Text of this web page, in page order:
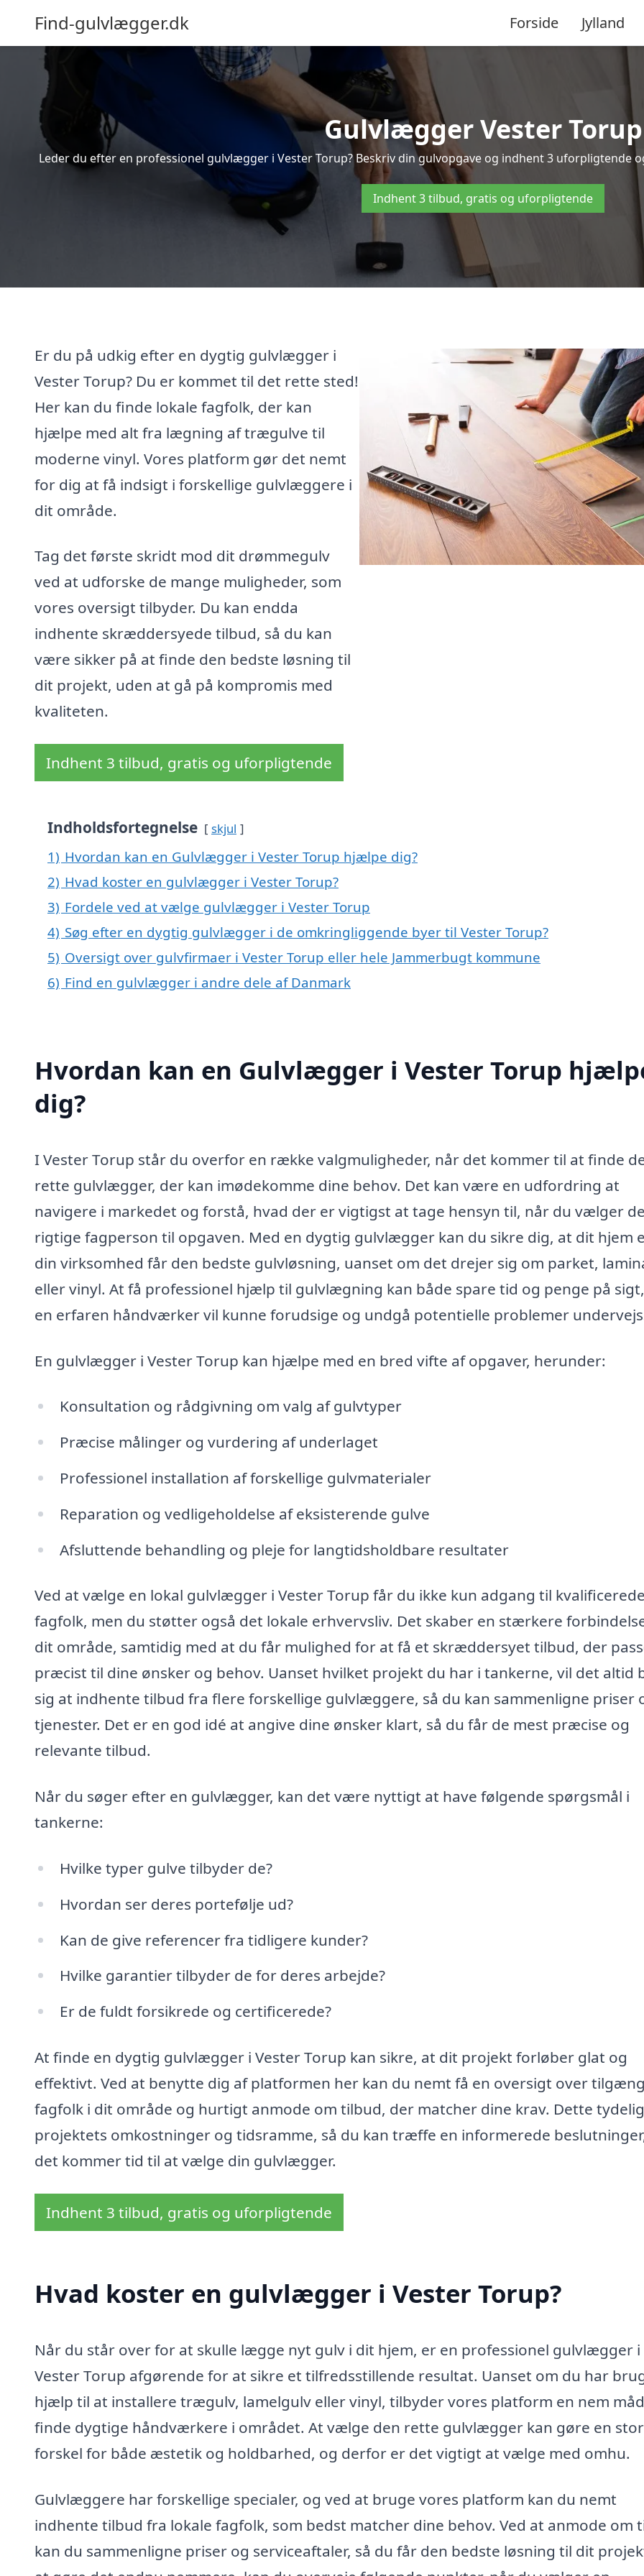
Find-gulvlægger.dk Forside Jylland
Gulvlægger Vester Torup
Leder du efter en professionel gulvlægger i Vester Torup? Beskriv din gulvopgave og indhent 3 uforpligtende
Indhent 3 tilbud, gratis og uforpligtende
Er du på udkig efter en dygtig gulvlægger i
Vester Torup? Du er kommet til det rette sted!
Her kan du finde lokale fagfolk, der kan
hjælpe med alt fra lægning af trægulve til
moderne vinyl. Vores platform gør det nemt
for dig at få indsigt i forskellige gulvlæggere i
dit område.
Tag det første skridt mod dit drømmegulv
ved at udforske de mange muligheder, som
vores oversigt tilbyder. Du kan endda
indhente skræddersyede tilbud, så du kan
være sikker på at finde den bedste løsning til
dit projekt, uden at gå på kompromis med
kvaliteten.
Indhent 3 tilbud, gratis og uforpligtende
Indholdsfortegnelse skjul
1) Hvordan kan en Gulvlægger i Vester Torup hjælpe dig?
2) Hvad koster en gulvlægger i Vester Torup?
3) Fordele ved at vælge gulvlægger i Vester Torup
4) Søg efter en dygtig gulvlægger i de omkringliggende byer til Vester Torup?
5) Oversigt over gulvfirmaer i Vester Torup eller hele Jammerbugt kommune
6) Find en gulvlægger i andre dele af Danmark
Hvordan kan en Gulvlægger i Vester Torup
dig?
I Vester Torup står du overfor en række valgmuligheder, når det kommer til at finde
rette gulvlægger, der kan imødekomme dine behov. Det kan være en udfordring at
navigere i markedet og forstå, hvad der er vigtigst at tage hensyn til, når du vælger
rigtige fagperson til opgaven. Med en dygtig gulvlægger kan du sikre dig, at dit hjem
din virksomhed får den bedste gulvløsning, uanset om det drejer sig om parket,
eller vinyl. At få professionel hjælp til gulvlægning kan både spare tid og penge på
en erfaren håndværker vil kunne forudsige og undgå potentielle problemer
En gulvlægger i Vester Torup kan hjælpe med en bred vifte af opgaver, herunder:
Konsultation og rådgivning om valg af gulvtyper
Præcise målinger og vurdering af underlaget
Professionel installation af forskellige gulvmaterialer
Reparation og vedligeholdelse af eksisterende gulve
Afsluttende behandling og pleje for langtidsholdbare resultater
Ved at vælge en lokal gulvlægger i Vester Torup får du ikke kun adgang til kvalificerede
fagfolk, men du støtter også det lokale erhvervsliv. Det skaber en stærkere
dit område, samtidig med at du får mulighed for at få et skræddersyet tilbud, der
præcist til dine ønsker og behov. Uanset hvilket projekt du har i tankerne, vil det altid
sig at indhente tilbud fra flere forskellige gulvlæggere, så du kan sammenligne priser
tjenester. Det er en god idé at angive dine ønsker klart, så du får de mest præcise og
relevante tilbud.
Når du søger efter en gulvlægger, kan det være nyttigt at have følgende spørgsmål i
tankerne:
Hvilke typer gulve tilbyder de?
Hvordan ser deres portefølje ud?
Kan de give referencer fra tidligere kunder?
Hvilke garantier tilbyder de for deres arbejde?
Er de fuldt forsikrede og certificerede?
At finde en dygtig gulvlægger i Vester Torup kan sikre, at dit projekt forløber glat og
effektivt. Ved at benytte dig af platformen her kan du nemt få en oversigt over
fagfolk i dit område og hurtigt anmode om tilbud, der matcher dine krav. Dette
projektets omkostninger og tidsramme, så du kan træffe en informerede
det kommer tid til at vælge din gulvlægger.
Indhent 3 tilbud, gratis og uforpligtende
Hvad koster en gulvlægger i Vester Torup?
Når du står over for at skulle lægge nyt gulv i dit hjem, er en professionel gulvlægger i
Vester Torup afgørende for at sikre et tilfredsstillende resultat. Uanset om du har
hjælp til at installere trægulv, lamelgulv eller vinyl, tilbyder vores platform en nem
finde dygtige håndværkere i området. At vælge den rette gulvlægger kan gøre en stor
forskel for både æstetik og holdbarhed, og derfor er det vigtigt at vælge med omhu.
Gulvlæggere har forskellige specialer, og ved at bruge vores platform kan du nemt
indhente tilbud fra lokale fagfolk, som bedst matcher dine behov. Ved at anmode om
kan du sammenligne priser og serviceaftaler, så du får den bedste løsning til dit